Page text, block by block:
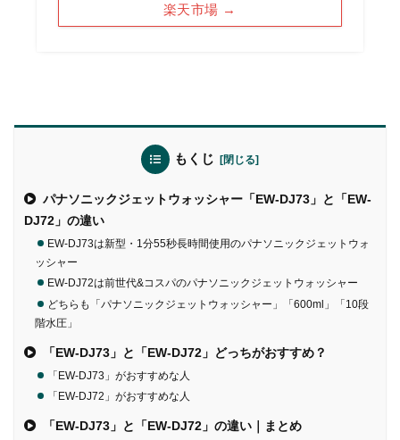
楽天市場 →
もくじ
パナソニックジェットウォッシャー「EW-DJ73」と「EW-
DJ72」の違い
EW-DJ73は新型・1分55秒長時間使用のパナソニックジェットウォ
ッシャー
EW-DJ72は前世代&コスパのパナソニックジェットウォッシャー
どちらも「パナソニックジェットウォッシャー」「600ml」「10段
階水圧」
「EW-DJ73」と「EW-DJ72」どっちがおすすめ？
「EW-DJ73」がおすすめな人
「EW-DJ72」がおすすめな人
「EW-DJ73」と「EW-DJ72」の違い｜まとめ